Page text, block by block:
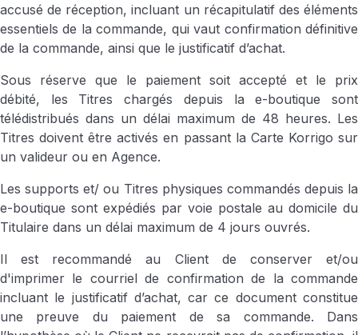
accusé de réception, incluant un récapitulatif des éléments
essentiels de la commande, qui vaut confirmation définitive
de la commande, ainsi que le justificatif d’achat.
Sous réserve que le paiement soit accepté et le prix
débité, les Titres chargés depuis la e-boutique sont
télédistribués dans un délai maximum de 48 heures. Les
Titres doivent être activés en passant la Carte Korrigo sur
un valideur ou en Agence.
Les supports et/ ou Titres physiques commandés depuis la
e-boutique sont expédiés par voie postale au domicile du
Titulaire dans un délai maximum de 4 jours ouvrés.
Il est recommandé au Client de conserver et/ou
d'imprimer le courriel de confirmation de la commande
incluant le justificatif d’achat, car ce document constitue
une preuve du paiement de sa commande. Dans